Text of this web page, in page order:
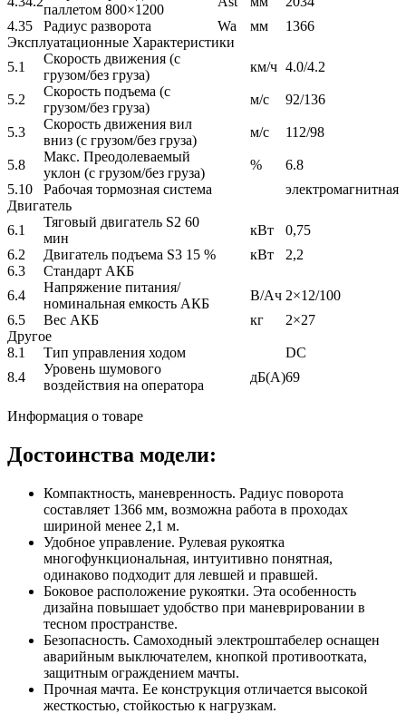
паллетом 800×1200
4.35
Радиус разворота Wa мм
1366
Эксплуатационные Характеристики
5.1
Скорость движения (с
грузом/без груза)
км/ч 4.0/4.2
5.2
Скорость подъема (с
грузом/без груза)
м/с 92/136
5.3
Скорость движения вил
вниз (с грузом/без груза)
м/с 112/98
5.8
Макс. Преодолеваемый
уклон (с грузом/без груза)
%
6.8
5.10
Рабочая тормозная система
электромагнитная
Двигатель
6.1
Тяговый двигатель S2 60
мин
кВт
0,75
6.2
Двигатель подъема S3 15 % кВт
2,2
6.3
Стандарт АКБ
6.4
Напряжение питания/
номинальная емкость АКБ
В/Ач 2×12/100
6.5
Вес АКБ кг
2×27
Другое
8.1
Тип управления ходом
DC
8.4
Уровень шумового
воздействия на оператора
дБ(A)69
Информация о товаре
Достоинства модели:
Компактность, маневренность. Радиус поворота
составляет 1366 мм, возможна работа в проходах
шириной менее 2,1 м.
Удобное управление. Рулевая рукоятка
многофункциональная, интуитивно понятная,
одинаково подходит для левшей и правшей.
Боковое расположение рукоятки. Эта особенность
дизайна повышает удобство при маневрировании в
тесном пространстве.
Безопасность. Самоходный электроштабелер оснащен
аварийным выключателем, кнопкой противоотката,
защитным ограждением мачты.
Прочная мачта. Ее конструкция отличается высокой
жесткостью, стойкостью к нагрузкам.